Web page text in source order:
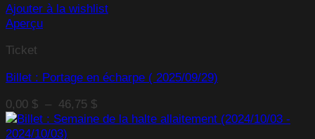
Ajouter à la wishlist
Aperçu
Ticket
Billet : Portage en écharpe ( 2025/09/29)
0,00 $ – 46,75 $Plage
de